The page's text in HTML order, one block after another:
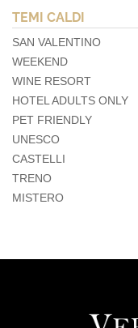
TEMI CALDI
SAN VALENTINO
WEEKEND
WINE RESORT
HOTEL ADULTS ONLY
PET FRIENDLY
UNESCO
CASTELLI
TRENO
MISTERO